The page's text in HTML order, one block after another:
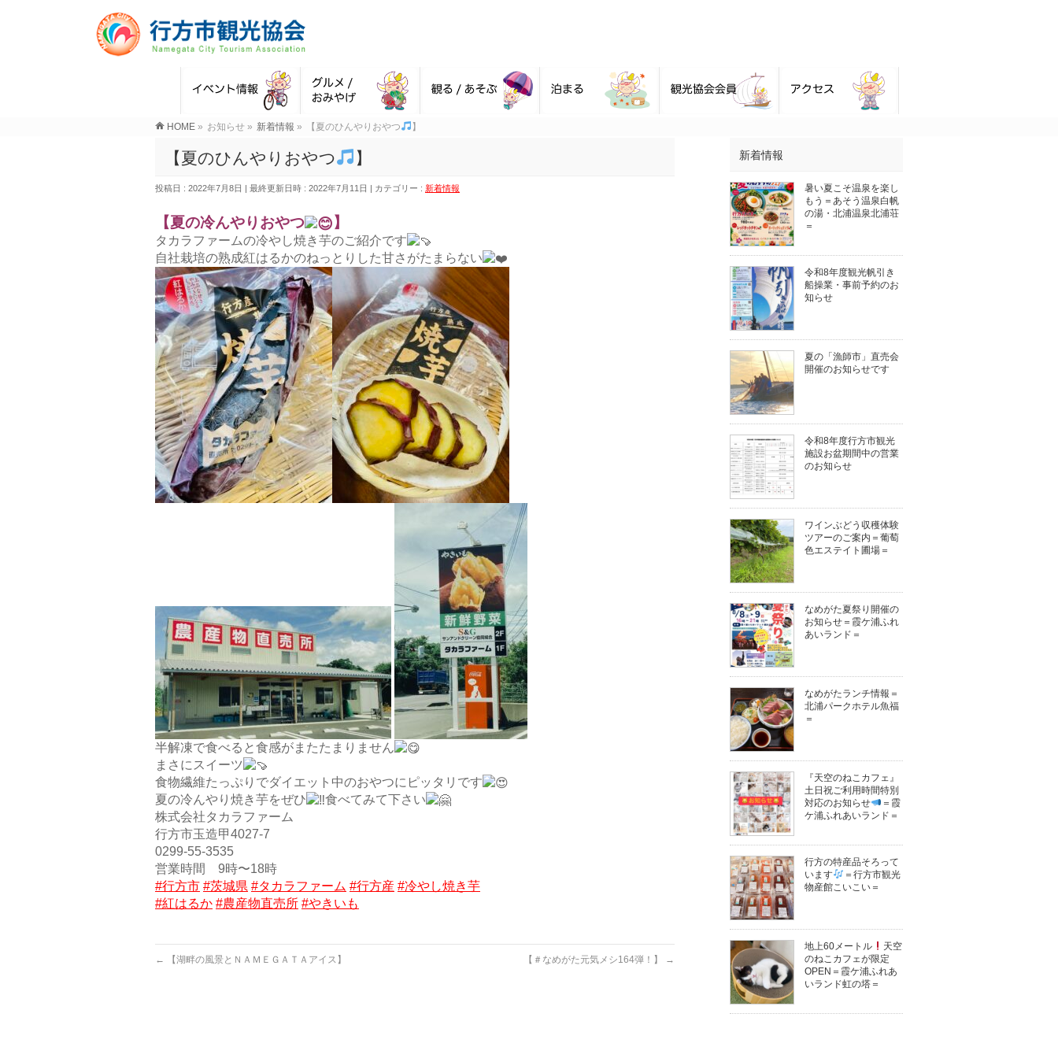
HOME » お知らせ » 新着情報 » 【夏のひんやりおやつ 】
【夏のひんやりおやつ 】
投稿日 : 2022年7月8日 最終更新日時 : 2022年7月11日 カテゴリー : 新着情報
【夏の冷んやりおやつ 】
タカラファームの冷やし焼き芋のご紹介です
自社栽培の熟成紅はるかのねっとりした甘さがたまらない
半解凍で食べると食感がまたたまりません
まさにスイーツ
食物繊維たっぷりでダイエット中のおやつにピッタリです
夏の冷んやり焼き芋をぜひ
食べてみて下さい
株式会社タカラファーム
行方市玉造甲4027-7
0299-55-3535
営業時間 9時〜18時
#行方市 #茨城県 #タカラファーム #行方産 #冷やし焼き芋
#紅はるか #農産物直売所 #やきいも
← 【湖畔の風景とＮＡＭＥＧＡＴＡアイス】 【＃なめがた元気メシ164弾！】 →
新着情報
暑い夏こそ温泉を楽し
もう＝あそう温泉白帆
の湯・北浦温泉北浦荘
＝
令和8年度観光帆引き
船操業・事前予約のお
知らせ
夏の「漁師市」直売会
開催のお知らせです
令和8年度行方市観光
施設お盆期間中の営業
のお知らせ
ワインぶどう収穫体験
ツアーのご案内＝葡萄
色エステイト圃場＝
なめがた夏祭り開催の
お知らせ＝霞ケ浦ふれ
あいランド＝
なめがたランチ情報＝
北浦パークホテル魚福
＝
『天空のねこカフェ』
土日祝ご利用時間特別
対応のお知らせ
＝霞
ケ浦ふれあいランド＝
行方の特産品そろって
います
＝行方市観光
物産館こいこい＝
地上60メートル
天空
のねこカフェが限定
OPEN＝霞ケ浦ふれあ
いランド虹の塔＝